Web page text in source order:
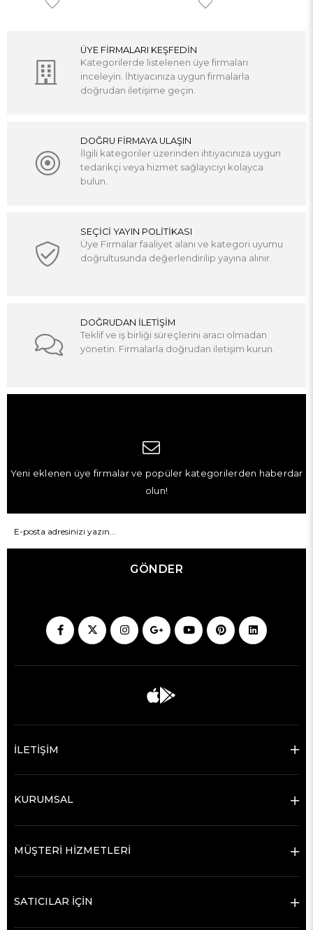
ÜYE FİRMALARI KEŞFEDİN
Kategorilerde listelenen üye firmaları
inceleyin. İhtiyacınıza uygun firmalarla
doğrudan iletişime geçin.
DOĞRU FİRMAYA ULAŞIN
İlgili kategoriler üzerinden ihtiyacınıza uygun
tedarikçi veya hizmet sağlayıcıyı kolayca
bulun.
SEÇİCİ YAYIN POLİTİKASI
Üye Firmalar faaliyet alanı ve kategori uyumu
doğrultusunda değerlendirilip yayına alınır.
DOĞRUDAN İLETİŞİM
Teklif ve iş birliği süreçlerini aracı olmadan
yönetin. Firmalarla doğrudan iletişim kurun.
Yeni eklenen üye firmalar ve popüler kategorilerden haberdar
olun!
GÖNDER
İLETİŞİM
KURUMSAL
MÜŞTERİ HİZMETLERİ
SATICILAR İÇİN